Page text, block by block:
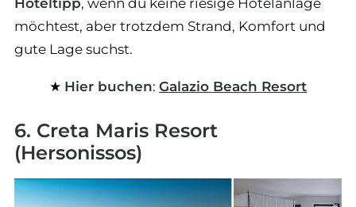
möchtest, aber trotzdem Strand, Komfort und
gute Lage suchst.
Hier buchen: Galazio Beach Resort
6. Creta Maris Resort
(Hersonissos)